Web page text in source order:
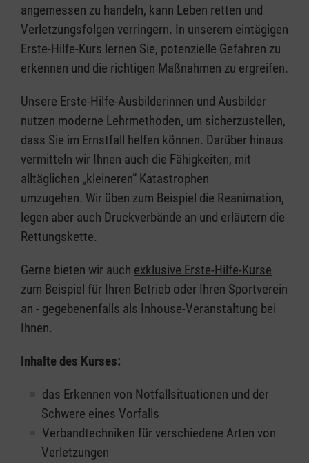
angemessen zu handeln, kann Leben retten und
Verletzungsfolgen verringern. In unserem eintägigen
Erste-Hilfe-Kurs lernen Sie, potenzielle Gefahren zu
erkennen und die richtigen Maßnahmen zu ergreifen.
Unsere Erste-Hilfe-Ausbilderinnen und Ausbilder
nutzen moderne Lehrmethoden, um sicherzustellen,
dass Sie im Ernstfall helfen können. Darüber hinaus
vermitteln wir Ihnen auch die Fähigkeiten, mit
alltäglichen „kleineren” Katastrophen
umzugehen. Wir üben zum Beispiel die Reanimation,
legen aber auch Druckverbände an und erläutern die
Rettungskette.
Gerne bieten wir auch exklusive Erste-Hilfe-Kurse
zum Beispiel für Ihren Betrieb oder Ihren Sportverein
an - gegebenenfalls als Inhouse-Veranstaltung bei
Ihnen.
Inhalte des Kurses:
das Erkennen von Notfallsituationen und der
Schwere eines Vorfalls
Verbandtechniken für verschiedene Arten von
Verletzungen